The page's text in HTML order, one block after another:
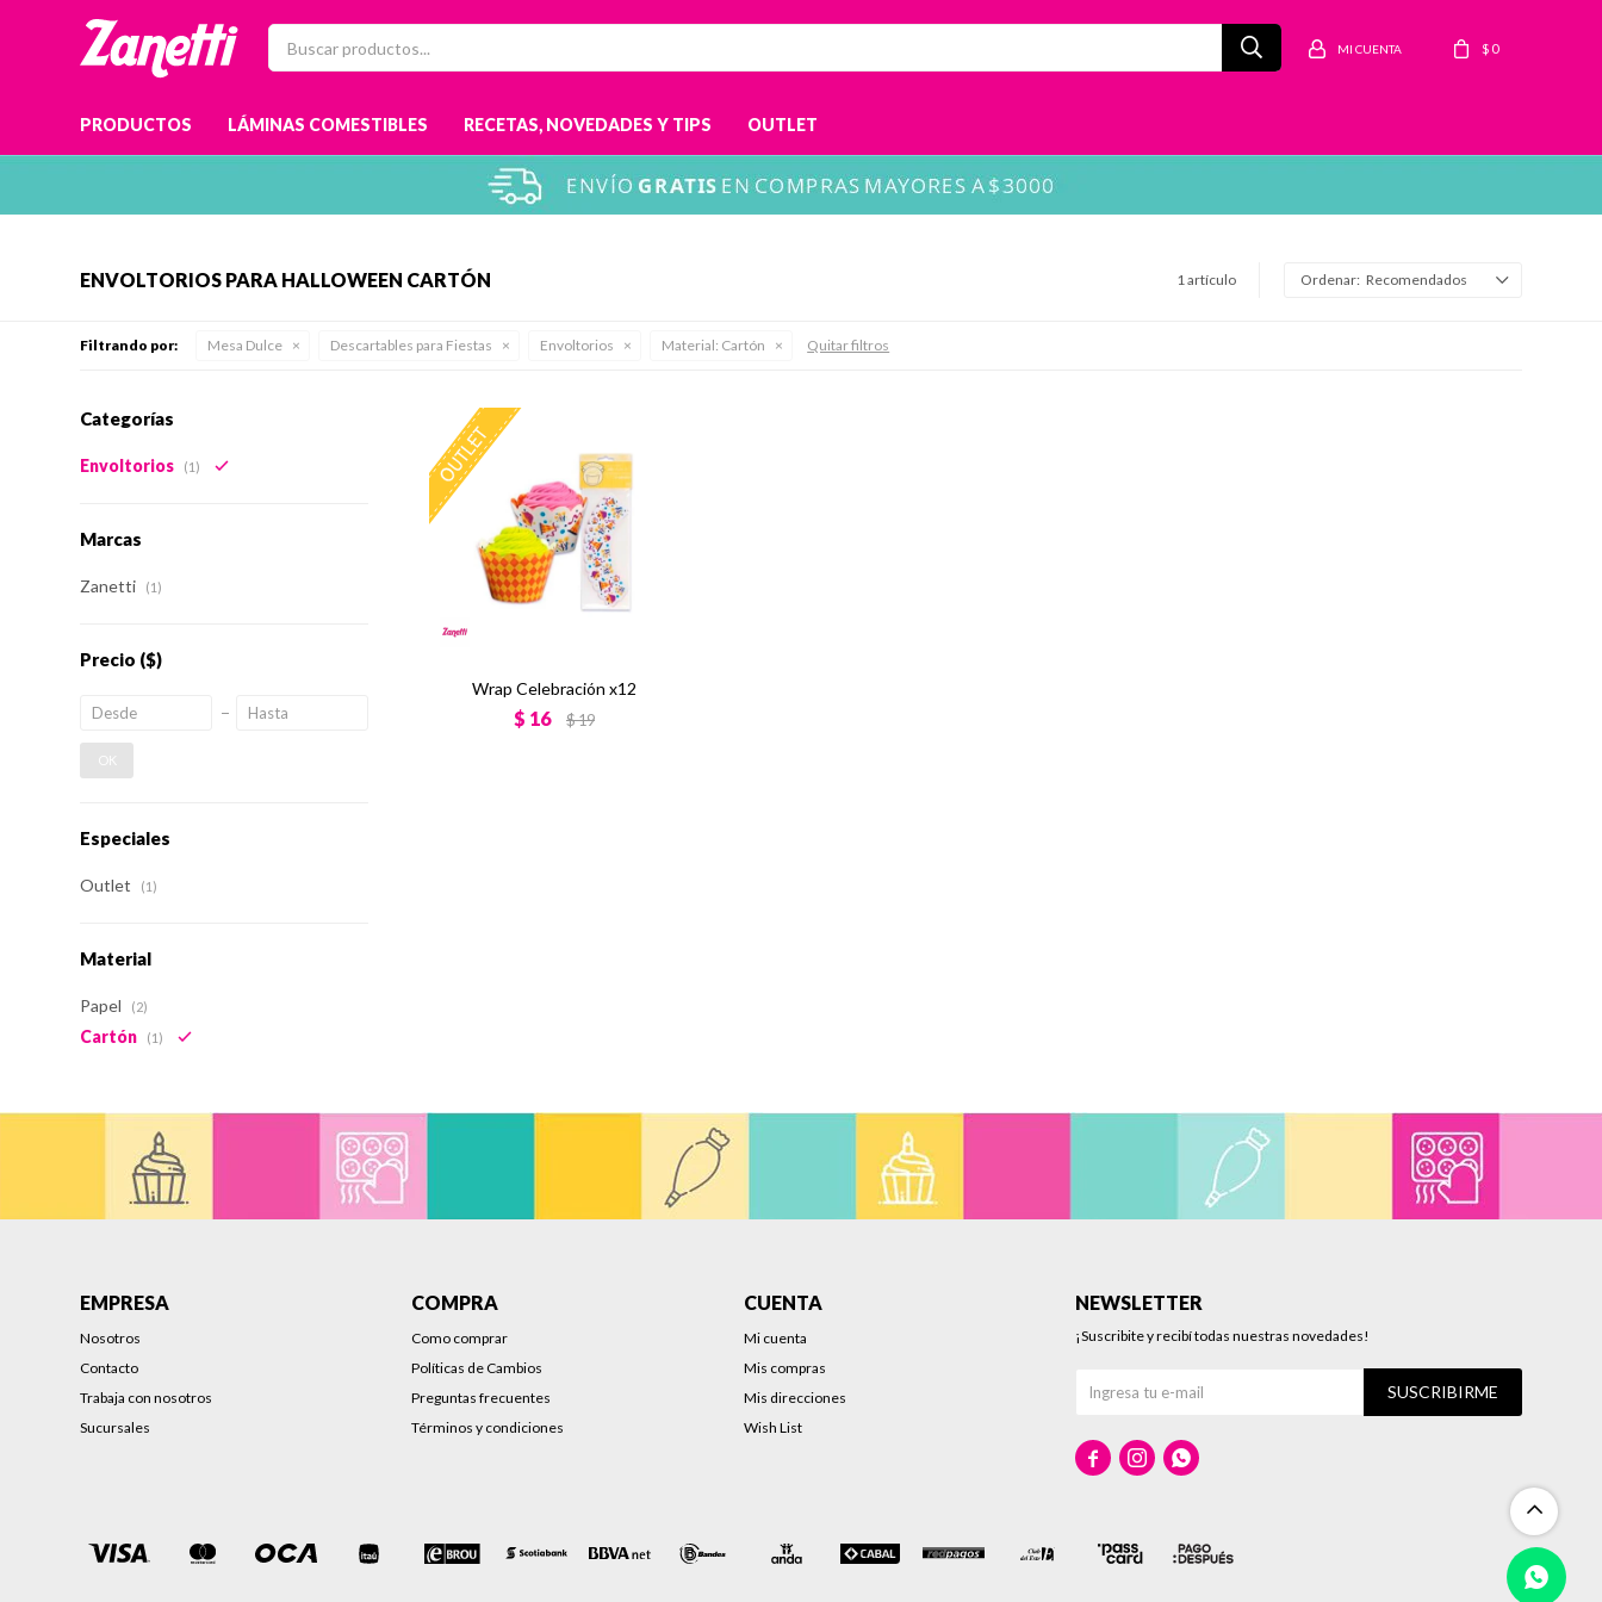
PRODUCTOS LÁMINAS COMESTIBLES RECETAS, NOVEDADES Y TIPS OUTLET
$ 0
ENVOLTORIOS PARA HALLOWEEN CARTÓN 1 artículo Recomendados
Filtrando por: Mesa Dulce Descartables para Fiestas Envoltorios Material: Cartón Quitar filtros
Wrap Celebración x12
$ 16 $19
Categorías
Envoltorios (1)
Marcas
Zanetti (1)
Precio ($)
OK
Especiales
Outlet (1)
Material
Papel (2)
Cartón (1)
EMPRESA
Nosotros
Contacto
Trabaja con nosotros
Sucursales
COMPRA
Como comprar
Políticas de Cambios
Preguntas frecuentes
Términos y condiciones
CUENTA
Mi cuenta
Mis compras
Mis direcciones
Wish List
NEWSLETTER
¡Suscribite y recibí todas nuestras novedades!
SUSCRIBIRME
  